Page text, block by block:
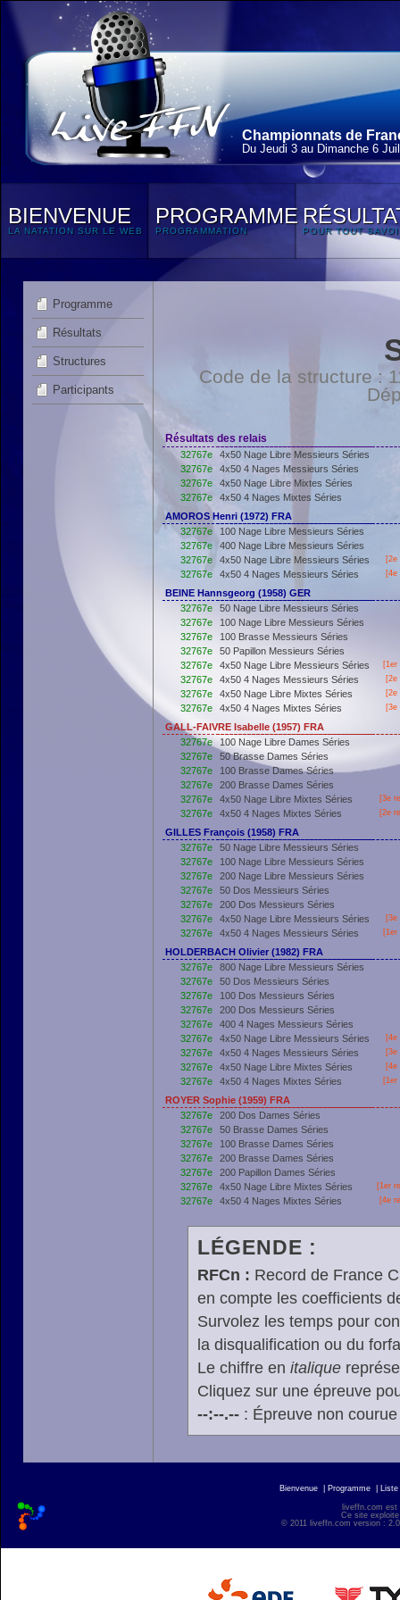
Championnats de
Du Jeudi 3 au Dimanche 6
BIENVENUE
LA NATATION SUR LE WEB
PROGRAMME
PROGRAMMATION POUR TOUT
Programme
Résultats
Structures
Participants
Code de la structure :
Résultats des relais
32767e
4x50 Nage Libre Messieurs Séries
32767e
4x50 4 Nages Messieurs Séries
32767e
4x50 Nage Libre Mixtes Séries
32767e
4x50 4 Nages Mixtes Séries
AMOROS Henri (1972) FRA
32767e
100 Nage Libre Messieurs Séries
32767e
400 Nage Libre Messieurs Séries
32767e
4x50 Nage Libre Messieurs Séries [2e
32767e 4x50 4 Nages Messieurs Séries [4e
BEINE Hannsgeorg (1958) GER
32767e
50 Nage Libre Messieurs Séries
32767e
100 Nage Libre Messieurs Séries
32767e
100 Brasse Messieurs Séries
32767e
50 Papillon Messieurs Séries
32767e
4x50 Nage Libre Messieurs Séries [1er
32767e 4x50 4 Nages Messieurs Séries [2e
32767e 4x50 Nage Libre Mixtes Séries [2e
32767e 4x50 4 Nages Mixtes Séries [3e
GALL-FAIVRE Isabelle (1957) FRA
32767e
100 Nage Libre Dames Séries
32767e
50 Brasse Dames Séries
32767e
100 Brasse Dames Séries
32767e
200 Brasse Dames Séries
32767e
4x50 Nage Libre Mixtes Séries [3e
32767e 4x50 4 Nages Mixtes Séries [2e
GILLES François (1958) FRA
32767e
50 Nage Libre Messieurs Séries
32767e
100 Nage Libre Messieurs Séries
32767e
200 Nage Libre Messieurs Séries
32767e
50 Dos Messieurs Séries
32767e
200 Dos Messieurs Séries
32767e
4x50 Nage Libre Messieurs Séries [3e
32767e 4x50 4 Nages Messieurs Séries [1er
HOLDERBACH Olivier (1982) FRA
32767e
800 Nage Libre Messieurs Séries
32767e
50 Dos Messieurs Séries
32767e
100 Dos Messieurs Séries
32767e
200 Dos Messieurs Séries
32767e
400 4 Nages Messieurs Séries
32767e
4x50 Nage Libre Messieurs Séries [4e
32767e 4x50 4 Nages Messieurs Séries [3e
32767e 4x50 Nage Libre Mixtes Séries [4e
32767e 4x50 4 Nages Mixtes Séries [1er
ROYER Sophie (1959) FRA
32767e
200 Dos Dames Séries
32767e
50 Brasse Dames Séries
32767e
100 Brasse Dames Séries
32767e
200 Brasse Dames Séries
32767e
200 Papillon Dames Séries
32767e
4x50 Nage Libre Mixtes Séries [1er
32767e 4x50 4 Nages Mixtes Séries [4e
LÉGENDE :
RFCn : Record de France
en compte les coefficients
Survolez les temps pour
la disqualification ou du
Le chiffre en italique
Cliquez sur une épreuve
--:--.--: Épreuve non
Bienvenue Programme
liveffn.com est
Ce site
© 2011 liveffn.com version :